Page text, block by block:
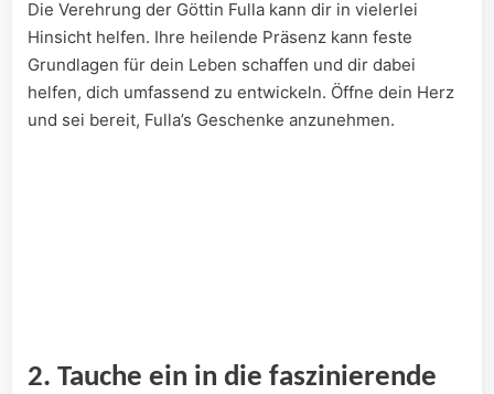
Die Verehrung der Göttin Fulla⁢ kann dir in vielerlei
Hinsicht helfen. ‍Ihre heilende Präsenz kann feste
Grundlagen für dein Leben schaffen und dir dabei
helfen, dich umfassend zu ⁢entwickeln. Öffne dein Herz
und sei bereit, Fulla’s Geschenke anzunehmen.
2. Tauche ein in ​die faszinierende